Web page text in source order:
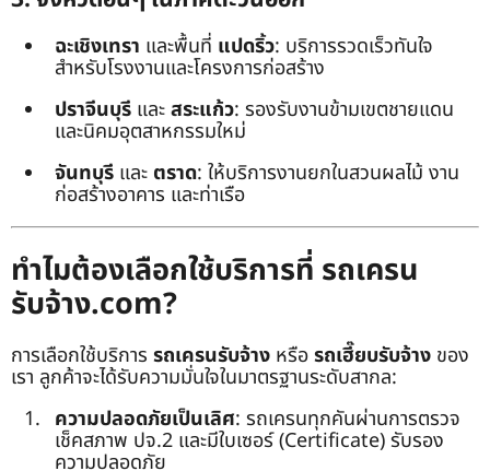
ฉะเชิงเทรา และพื้นที่ แปดริ้ว: บริการรวดเร็วทันใจ
สำหรับโรงงานและโครงการก่อสร้าง
ปราจีนบุรี และสระแก้ว: รองรับงานข้ามเขตชายแดน
และนิคมอุตสาหกรรมใหม่
จันทบุรี และ ตราด: ให้บริการงานยกในสวนผลไม้ งาน
ก่อสร้างอาคาร และท่าเรือ
ทำไมต้องเลือกใช้บริการที่ รถเครน
รับจ้าง.com?
การเลือกใช้บริการ รถเครนรับจ้าง หรือรถเฮี๊ยบรับจ้าง ของ
เรา ลูกค้าจะได้รับความมั่นใจในมาตรฐานระดับสากล:
ความปลอดภัยเป็นเลิศ: รถเครนทุกคันผ่านการตรวจ
เช็คสภาพ ปจ.2 และมีใบเซอร์ (Certificate) รับรอง
ความปลอดภัย